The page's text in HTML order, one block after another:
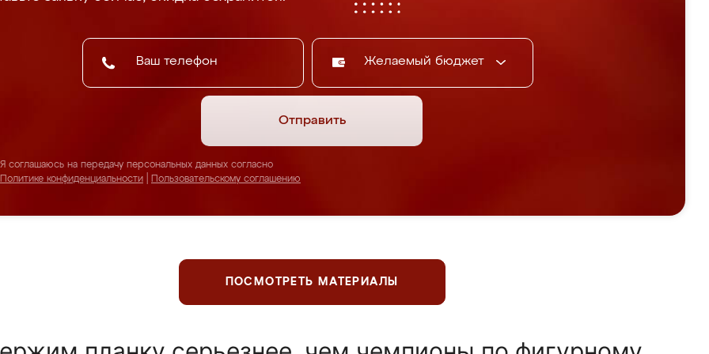
Желаемый бюджет
Отправить
Я соглашаюсь на передачу персональных данных согласно
Политике конфиденциальности
Пользовательскому соглашению
ПОСМОТРЕТЬ МАТЕРИАЛЫ